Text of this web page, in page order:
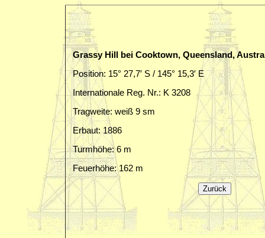
Grassy Hill bei Cooktown, Queensland,
Position: 15° 27,7′ S / 145° 15,3′ E
Internationale Reg. Nr.: K 3208
Tragweite: weiß 9 sm
Erbaut: 1886
Turmhöhe: 6 m
Feuerhöhe: 162 m